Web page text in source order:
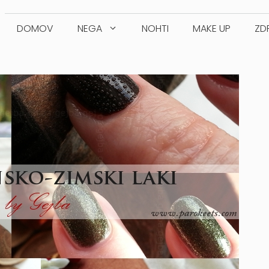
DOMOV NEGA NOHTI MAKE UP